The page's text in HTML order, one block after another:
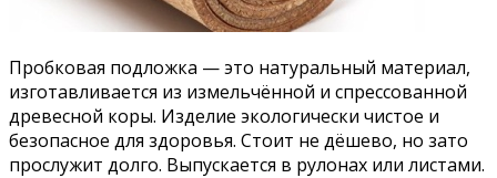
Пробковая подложка — это натуральный материал,
изготавливается из измельчённой и спрессованной
древесной коры. Изделие экологически чистое и
безопасное для здоровья. Стоит не дёшево, но зато
прослужит долго. Выпускается в рулонах или листами.